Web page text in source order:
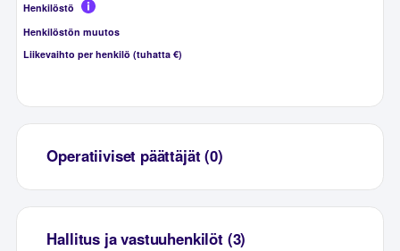
Henkilöstö
Henkilöstön muutos
Liikevaihto per henkilö (tuhatta €)
Operatiiviset päättäjät (0)
Hallitus ja vastuuhenkilöt (3)